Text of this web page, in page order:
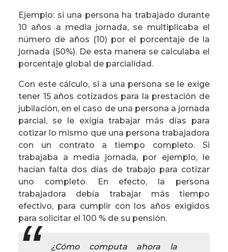
Ejemplo: si una persona ha trabajado durante
10 años a media jornada, se multiplicaba el
número de años (10) por el porcentaje de la
jornada (50%). De esta manera se calculaba el
porcentaje global de parcialidad.
Con este cálculo, si a una persona se le exige
tener 15 años cotizados para la prestación de
jubilación, en el caso de una persona a jornada
parcial, se le exigía trabajar más días para
cotizar lo mismo que una persona trabajadora
con un contrato a tiempo completo. Si
trabajaba a media jornada, por ejemplo, le
hacían falta dos días de trabajo para cotizar
uno completo. En efecto, la persona
trabajadora debía trabajar más tiempo
efectivo, para cumplir con los años exigidos
para solicitar el 100 % de su pensión.
¿Cómo computa ahora la